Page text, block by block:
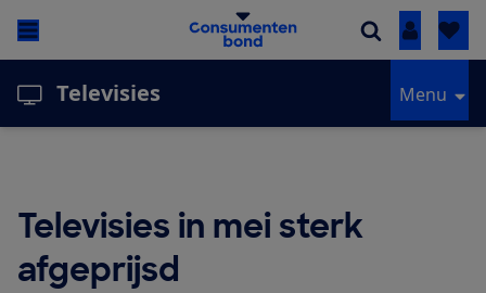
Inloggen
Televisies Menu
Televisies in mei sterk
afgeprijsd